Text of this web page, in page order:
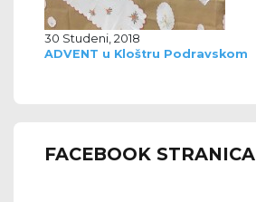
30 Studeni, 2018
ADVENT u Kloštru Podravskom
FACEBOOK STRANICA